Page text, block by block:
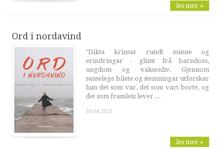
les mer »
Ord i nordavind
"Dikta krinsar rundt minne og
erindringar - glimt frå barndom,
ungdom og vaksenliv. Gjennom
sanselege bilete og stemningar utforskar
han det som var, det som vart borte, og
det som framleis lever ...
30.04.2025
les mer »